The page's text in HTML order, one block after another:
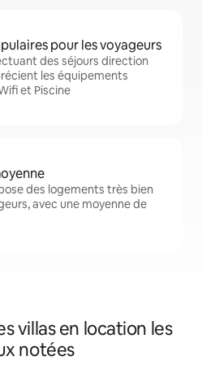
pour les voyageurs
des séjours direction
les équipements
et Piscine
des logements très bien
avec une moyenne de
villas en location les
notées